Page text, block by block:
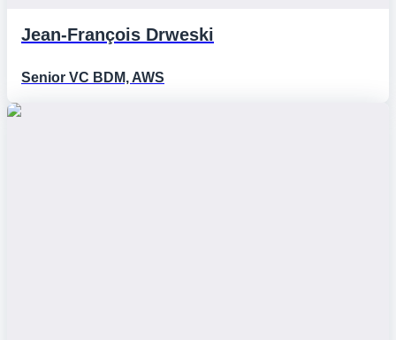
Jean-François Drweski
Senior VC BDM, AWS